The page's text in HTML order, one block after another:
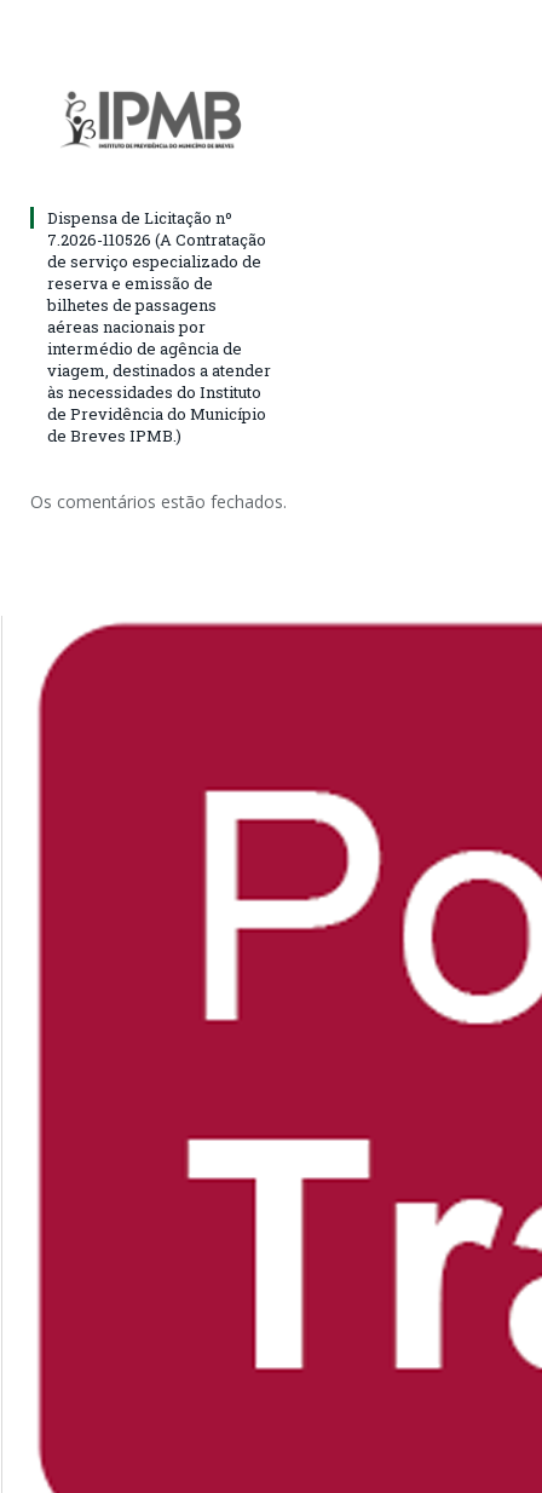
Dispensa de Licitação nº
7.2026-110526 (A Contratação
de serviço especializado de
reserva e emissão de
bilhetes de passagens
aéreas nacionais por
intermédio de agência de
viagem, destinados a atender
às necessidades do Instituto
de Previdência do Município
de Breves IPMB.)
Os comentários estão fechados.